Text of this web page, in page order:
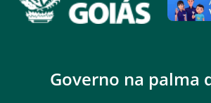
Governo na palma